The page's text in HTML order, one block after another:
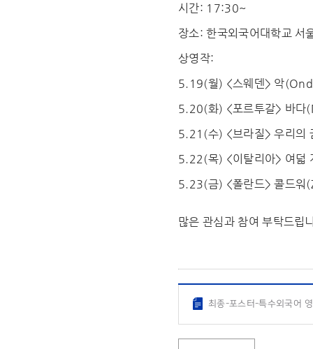
시간: 17:30~
장소: 한국외국어대학교 서
상영작:
5.19(월) <스웨덴> 악
5.20(화) <포르투갈> 바다
5.21(수) <브라질> 우리
5.22(목) <이탈리아> 여
5.23(금) <폴란드> 콜드
많은 관심과 참여 부탁드립
최종-포스터-특수외국어